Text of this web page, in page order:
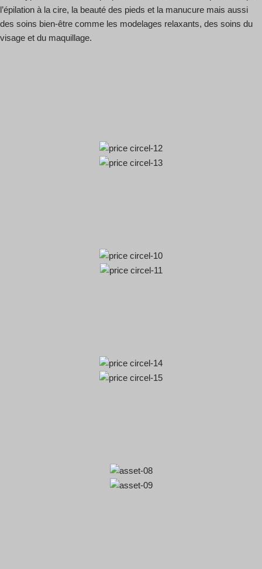
l’épilation à la cire, la beauté des pieds et la manucure mais aussi
des soins bien-être comme les modelages relaxants, des soins du
visage et du maquillage.